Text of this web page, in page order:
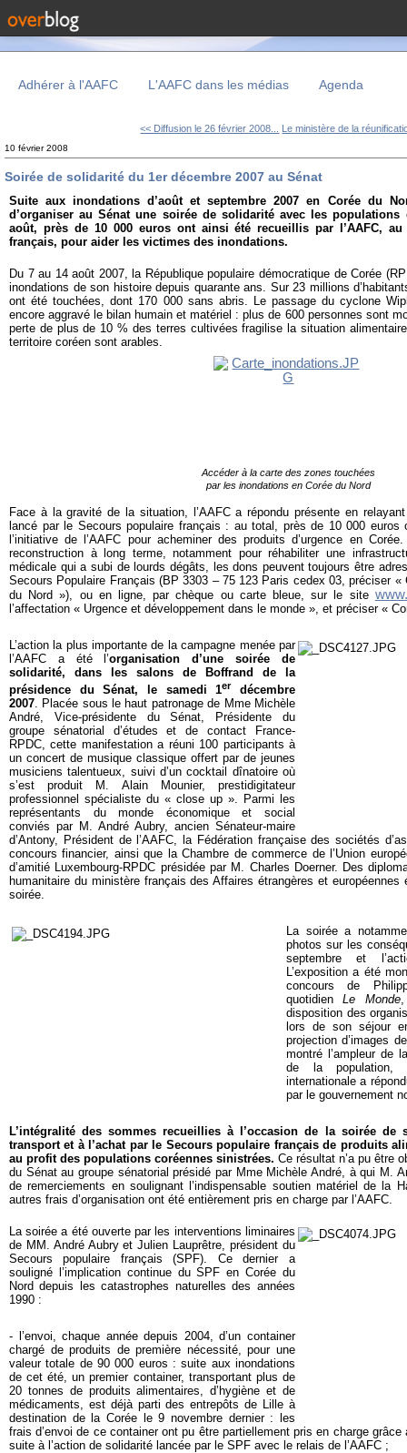
Adhérer à l'AAFC L'AAFC dans les médias Agenda
<< Diffusion le 26 février 2008... Le ministère de la
10 février 2008
Soirée de solidarité du 1er décembre 2007 au Sénat
Suite aux inondations d’août et septembre 2007 en Corée du
d’organiser au Sénat une soirée de solidarité avec les populations
août, près de 10 000 euros ont ainsi été recueillis par l’AAFC,
français, pour aider les victimes des inondations.
Du 7 au 14 août 2007, la République populaire démocratique de Corée
inondations de son histoire depuis quarante ans. Sur 23 millions
ont été touchées, dont 170 000 sans abris. Le passage du cyclone
encore aggravé le bilan humain et matériel : plus de 600 personnes sont
perte de plus de 10 % des terres cultivées fragilise la situation
territoire coréen sont arables.
Accéder à la carte des zones touchées
par les inondations en Corée du Nord
Face à la gravité de la situation, l’AAFC a répondu présente en
lancé par le Secours populaire français : au total, près de 10 000
l’initiative de l’AAFC pour acheminer des produits d’urgence en
reconstruction à long terme, notamment pour réhabiliter une
médicale qui a subi de lourds dégâts, les dons peuvent toujours être
Secours Populaire Français (BP 3303 – 75 123 Paris cedex 03, préciser «
du Nord »), ou en ligne, par chèque ou carte bleue, sur le site
l’affectation « Urgence et développement dans le monde », et préciser «
L’action la plus importante de la campagne menée par
l’AAFC a été l’organisation d’une soirée de
solidarité, dans les salons de Boffrand de la
présidence du Sénat, le samedi 1erdécembre
2007 . Placée sous le haut patronage de Mme Michèle
André, Vice-présidente du Sénat, Présidente du
groupe sénatorial d’études et de contact France-
RPDC, cette manifestation a réuni 100 participants à
un concert de musique classique offert par de jeunes
musiciens talentueux, suivi d’un cocktail dînatoire où
s’est produit M. Alain Mounier, prestidigitateur
professionnel spécialiste du « close up ». Parmi les
représentants du monde économique et social
conviés par M. André Aubry, ancien Sénateur-maire
d’Antony, Président de l’AAFC, la Fédération française des sociétés
concours financier, ainsi que la Chambre de commerce de l’Union
d’amitié Luxembourg-RPDC présidée par M. Charles Doerner. Des
humanitaire du ministère français des Affaires étrangères et
soirée.
La soirée a
photos sur les
septembre et
L’exposition a été
concours de
quotidienLe Monde,
disposition des
lors de son séjour
projection d’images
montré l’ampleur de
de la population,
internationale a
par le gouvernement
L’intégralité des sommes recueillies à l’occasion de la soirée de
transport et à l’achat par le Secours populaire français de produits
au profit des populations coréennes sinistrées. Ce résultat n’a pu être
du Sénat au groupe sénatorial présidé par Mme Michèle André, à qui M.
de remerciements en soulignant l’indispensable soutien matériel de la
autres frais d’organisation ont été entièrement pris en charge par l’AAFC.
La soirée a été ouverte par les interventions liminaires
de MM. André Aubry et Julien Lauprêtre, président du
Secours populaire français (SPF). Ce dernier a
souligné l’implication continue du SPF en Corée du
Nord depuis les catastrophes naturelles des années
1990 :
- l’envoi, chaque année depuis 2004, d’un container
chargé de produits de première nécessité, pour une
valeur totale de 90 000 euros : suite aux inondations
de cet été, un premier container, transportant plus de
20 tonnes de produits alimentaires, d’hygiène et de
médicaments, est déjà parti des entrepôts de Lille à
destination de la Corée le 9 novembre dernier : les
frais d’envoi de ce container ont pu être partiellement pris en charge
suite à l’action de solidarité lancée par le SPF avec le relais de l’AAFC ;